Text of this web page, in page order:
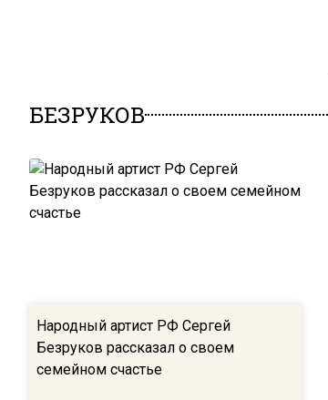
БЕЗРУКОВ
Народный артист РФ Сергей
Безруков рассказал о своем
семейном счастье